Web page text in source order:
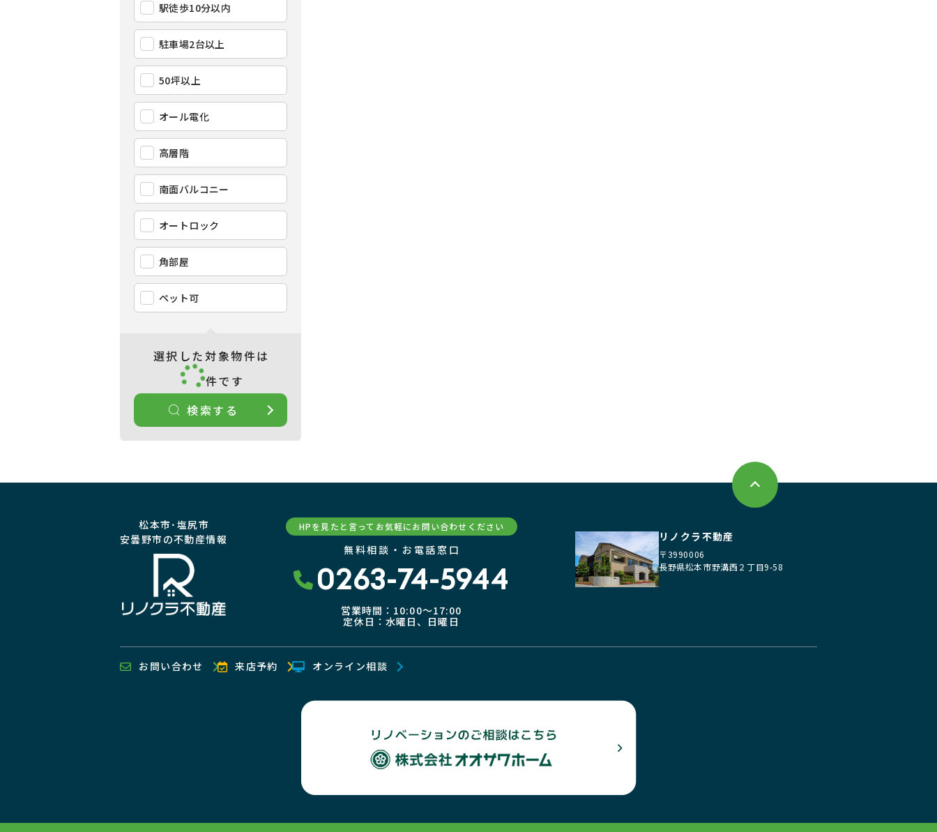
駅徒歩10分以内
駐車場2台以上
50坪以上
オール電化
高層階
南面バルコニー
オートロック
角部屋
ペット可
選択した対象物件は
件です
検索する
松本市･塩尻市
安曇野市の不動産情報
HPを見たと言ってお気軽にお問い合わせください
無料相談・お電話窓口
0263-74-5944
営業時間：10:00〜17:00
定休日：水曜日、日曜日
リノクラ不動産
〒3990006
長野県松本市野溝西２丁目9-58
お問い合わせ 来店予約 オンライン相談